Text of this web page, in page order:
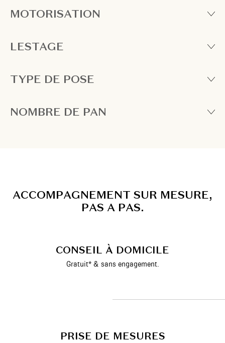
MOTORISATION
LESTAGE
TYPE DE POSE
NOMBRE DE PAN
ACCOMPAGNEMENT SUR MESURE,
PAS A PAS.
CONSEIL À DOMICILE
Gratuit* & sans engagement.
PRISE DE MESURES